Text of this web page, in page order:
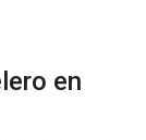
en